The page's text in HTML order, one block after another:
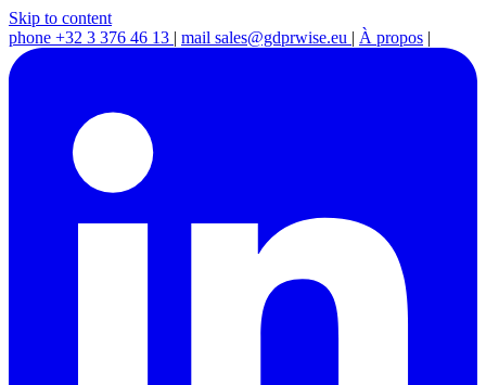
Skip to content
phone +32 3 376 46 13 | mail sales@gdprwise.eu | À propos |